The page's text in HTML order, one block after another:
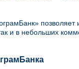
позволяет
и в небольших